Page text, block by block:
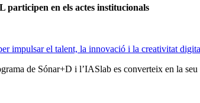
participen en els actes institucionals
impulsar el talent, la innovació i la creativitat
de Sónar+D i l’IASlab es converteix en la